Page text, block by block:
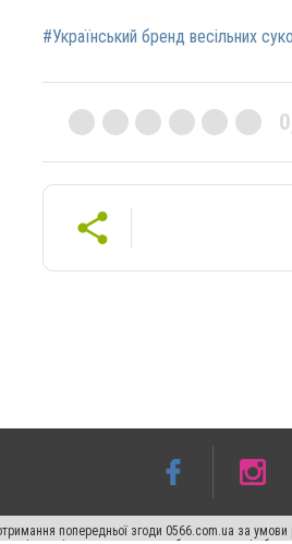
#Український бренд весільних
попередньої згоди 0566.com.ua за